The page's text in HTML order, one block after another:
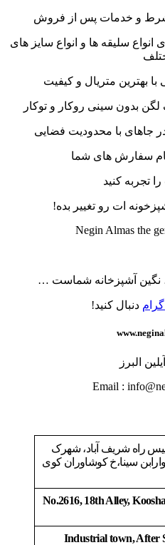
شرط و خدمات پس از فروش
سلیقه ها و انواع سایز های
با بهترین متریال و کیفیت
بدون سینی روکار و توکار
جاهای با محدودیت فضایی
سفارش های شما
تجربه کنید
ات رو تغییر بده!
Negin Almas the
آشپزخانه شماست …
دنبال کنید!
البرز
Email :
راه شریف آباد، شهرک
سینا،خ کوشاوران کوی
No.2616, 18th Alley,
Industrial town, After